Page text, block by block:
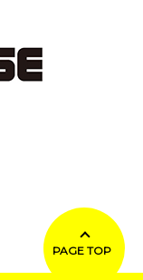
PAGE TOP